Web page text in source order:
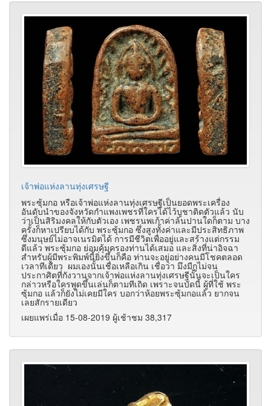
เจ้าพ่อแห่งลานทุ่งเศรษฐี
พระซุ้มกอ หรือเจ้าพ่อแห่งลานทุ่งเศรษฐีเป็นยอดพระเครื่อง
อันดับนำของจังหวัดกำแพงเพชรที่ใครได้ไว้บูชาติดตัวแล้ว นับ
ว่าเป็นสิริมงคลให้กับตัวเอง เพชรนพเก้าค่าล้นปานใดก็ตาม บาง
ครั้งก็หาเปรียบได้กับ พระซุ้มกอ ซึ่งสูงทั้งค่าและมีประสิทธิภาพ
ซึ่งมนุษย์ไม่อาจเนรมิตได้ การมีชีวิตเพื่ออยู่และสร้างแต่กรรม
ดีแล้ว พระซุ้มกอ ย่อมคุ้มครองท่านได้เสมอ และสิ่งที่น่าอิจฉา
สำหรับผู้มีพระพิมพ์นี้ยิ่งขึ้นก็คือ ท่านจะอยู่อย่างคนมีโชคตลอด
เวลาทีเดียว ผมเองนั้นเชื่อเหลือเกิน เชื่อว่า มึงมีกูไม่จน
ประกาศิตที่กังวานจากเจ้าพ่อแห่งลานทุ่งเศรษฐีนั้นจะเป็นใคร
กล่าวหรือใครพูดขึ้นเล่นก็ตามทีเถิด เพราะจนบัดนี้ ผู้ที่ใช้ พระ
ซุ้มกอ แล้วก็ยังไม่เคยมีใคร บอกว่าห้อยพระซุ้มกอแล้ว ยากจน
เลยสักรายเดียว
เผยแพร่เมื่อ 15-08-2019 ผู้เช้าชม 38,317